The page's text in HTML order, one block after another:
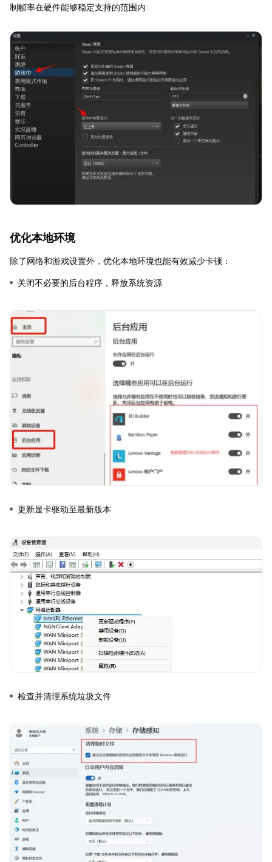
制帧率在硬件能够稳定支持的范围内
优化本地环境
除了网络和游戏设置外，优化本地环境也能有效减少卡顿：
关闭不必要的后台程序，释放系统资源
更新显卡驱动至最新版本
检查并清理系统垃圾文件